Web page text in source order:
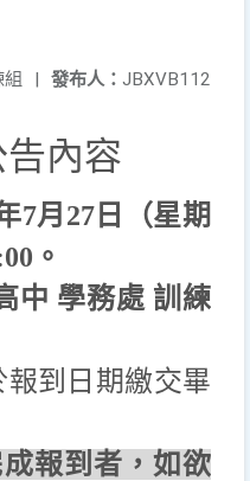
發布人： JBXVB112
|
內容
7月27日（星期
:00 。
中 學務處 訓練
到日期繳交畢
報到者，如欲